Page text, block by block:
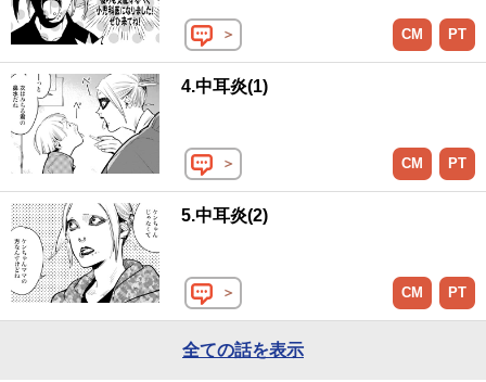
＞ CM PT
4.中耳炎(1)
＞ CM PT
5.中耳炎(2)
＞ CM PT
全ての話を表示